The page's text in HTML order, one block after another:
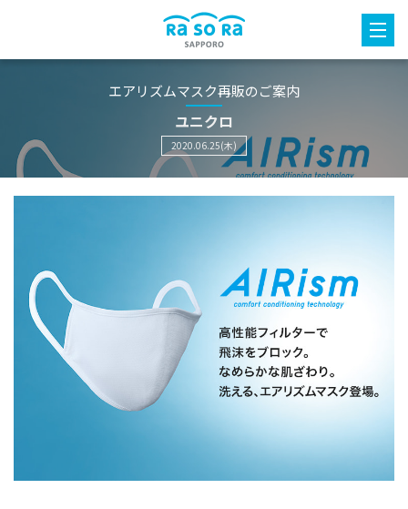
エアリズムマスク再販のご案内
ユニクロ
2020.06.25(木)